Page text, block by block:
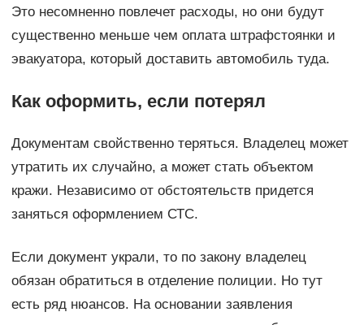
Это несомненно повлечет расходы, но они будут
существенно меньше чем оплата штрафстоянки и
эвакуатора, который доставить автомобиль туда.
Как оформить, если потерял
Документам свойственно теряться. Владелец может
утратить их случайно, а может стать объектом
кражи. Независимо от обстоятельств придется
заняться оформлением СТС.
Если документ украли, то по закону владелец
обязан обратиться в отделение полиции. Но тут
есть ряд нюансов. На основании заявления